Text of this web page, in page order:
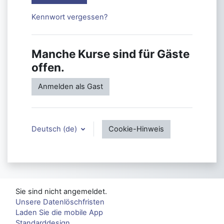
Kennwort vergessen?
Manche Kurse sind für Gäste
offen.
Anmelden als Gast
Deutsch ‎(de)‎ Cookie-Hinweis
Sie sind nicht angemeldet.
Unsere Datenlöschfristen
Laden Sie die mobile App